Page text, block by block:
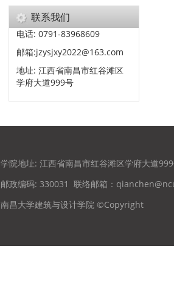
联系我们
电话: 0791-83968609
邮箱:jzysjxy2022@163.com
地址: 江西省南昌市红谷滩区
学府大道999号
学院地址: 江西省南昌市红谷滩区学府大道
邮政编码: 330031 联络邮箱：
南昌大学建筑与设计学院 ©Copyright